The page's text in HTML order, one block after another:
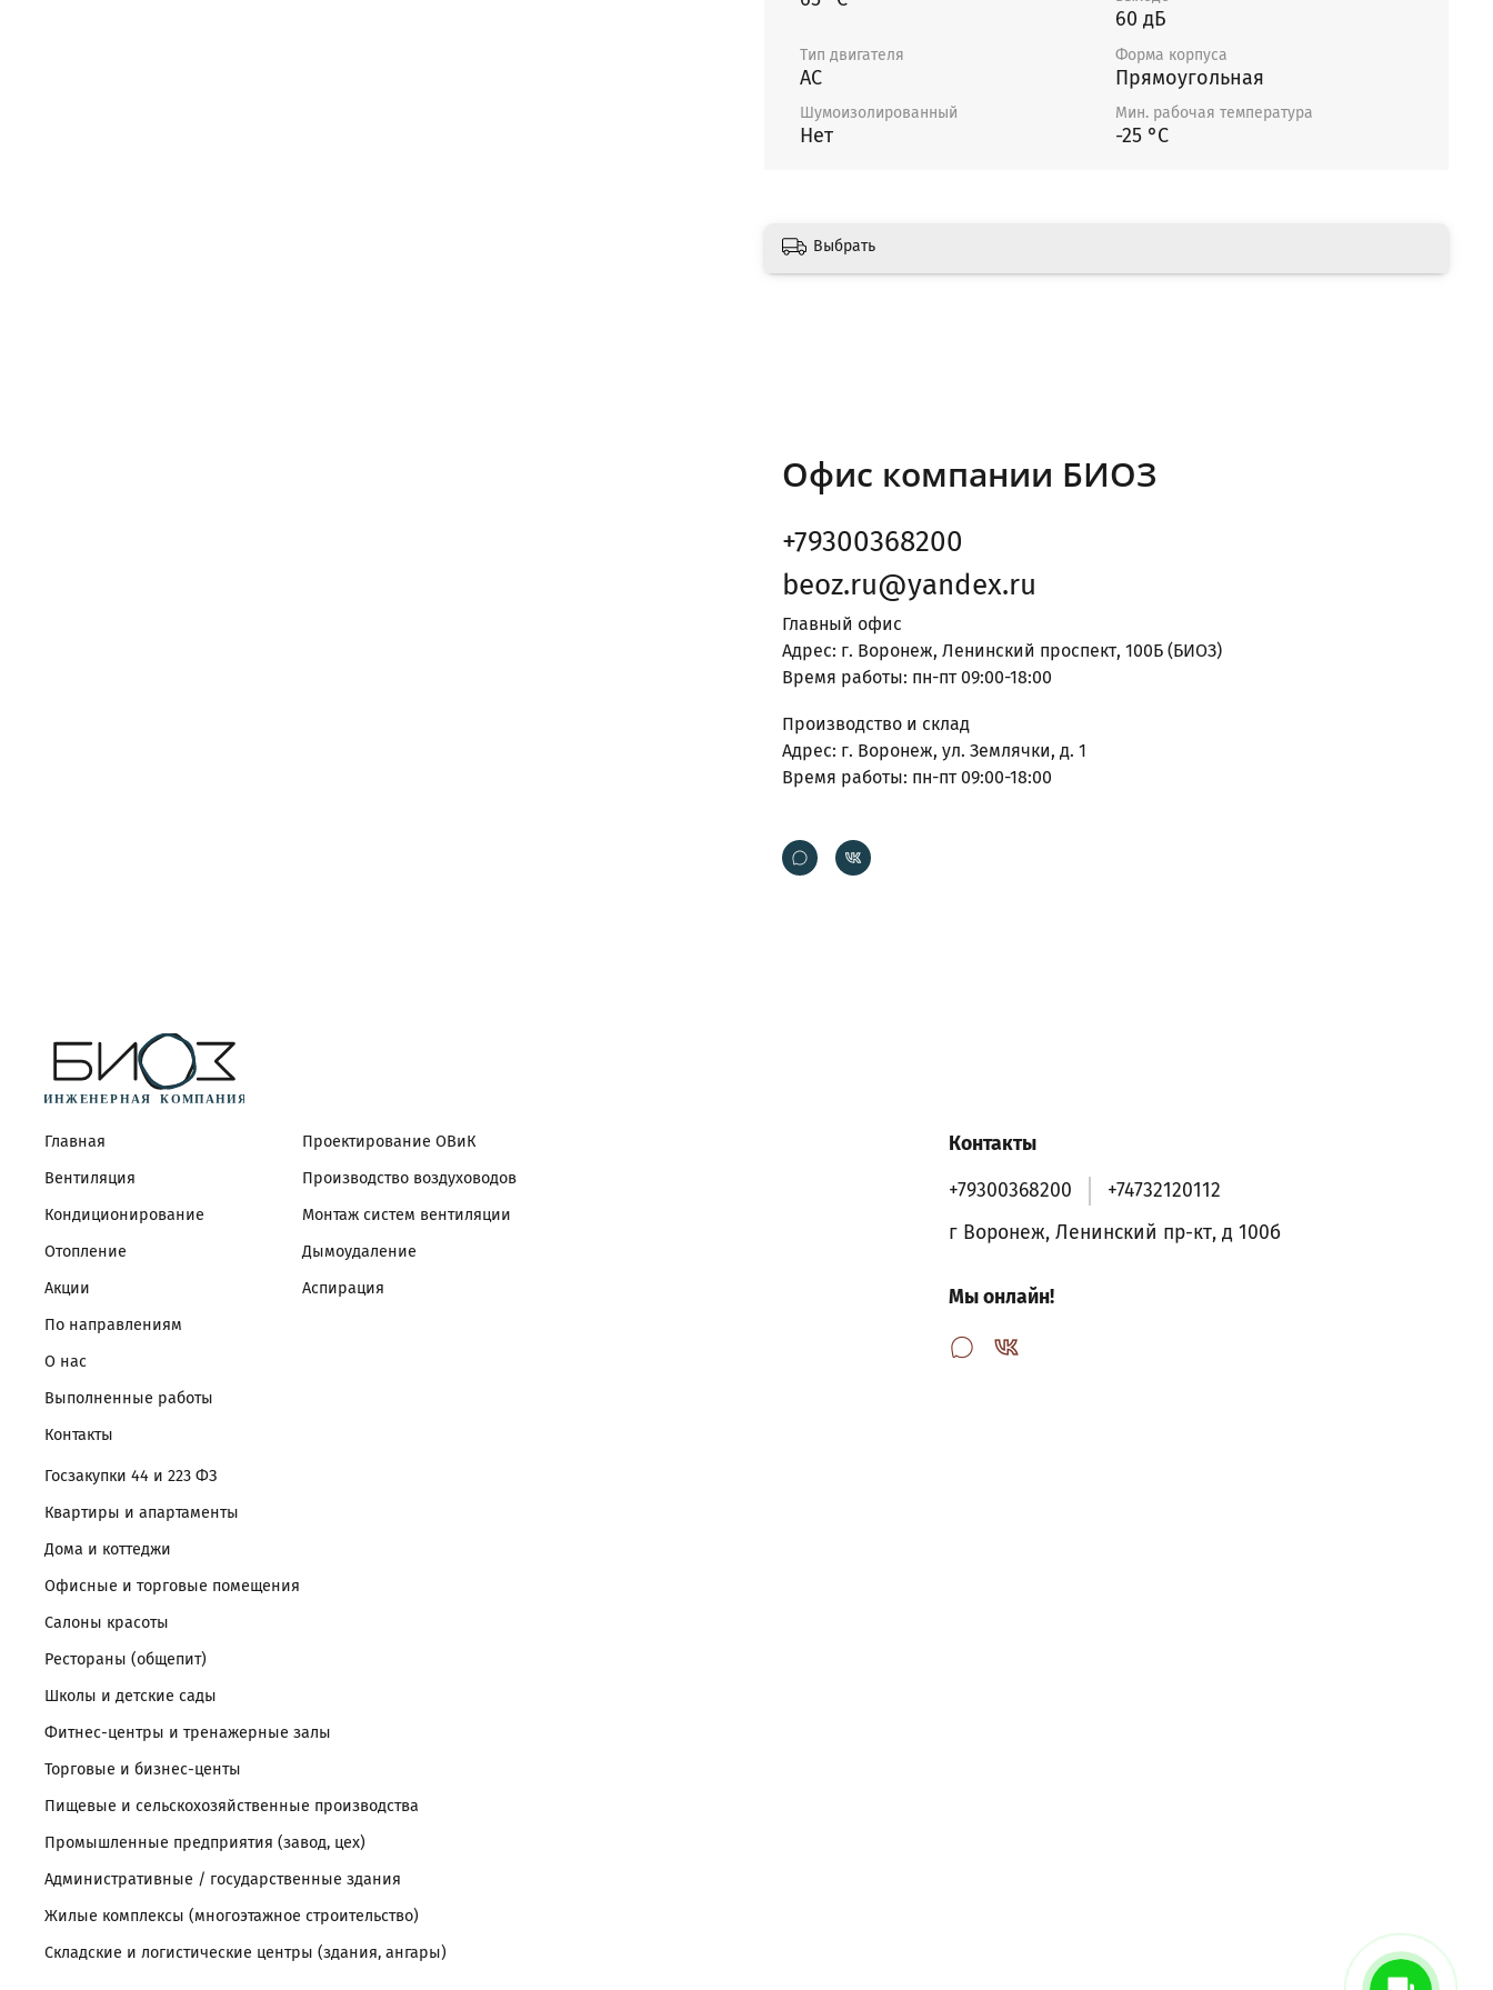
60 дБ
Тип двигателя
AC
Форма корпуса
Прямоугольная
Шумоизолированный
Нет
Мин. рабочая температура
-25 °С
Выбрать
Офис компании БИОЗ
+79300368200
beoz.ru@yandex.ru
Главный офис
Адрес: г. Воронеж, Ленинский проспект, 100Б (БИОЗ)
Время работы: пн-пт 09:00-18:00
Производство и склад
Адрес: г. Воронеж, ул. Землячки, д. 1
Время работы: пн-пт 09:00-18:00
Главная
Вентиляция
Кондиционирование
Отопление
Акции
По направлениям
О нас
Выполненные работы
Контакты
Проектирование ОВиК
Производство воздуховодов
Монтаж систем вентиляции
Дымоудаление
Аспирация
Госзакупки 44 и 223 ФЗ
Квартиры и апартаменты
Дома и коттеджи
Офисные и торговые помещения
Салоны красоты
Рестораны (общепит)
Школы и детские сады
Фитнес-центры и тренажерные залы
Торговые и бизнес-центы
Пищевые и сельскохозяйственные производства
Промышленные предприятия (завод, цех)
Административные / государственные здания
Жилые комплексы (многоэтажное строительство)
Складские и логистические центры (здания, ангары)
Контакты
+79300368200
+74732120112
г Воронеж, Ленинский пр-кт, д 100б
Мы онлайн!